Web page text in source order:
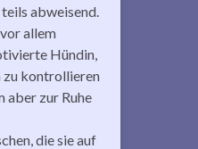
abweisend.
allem
Hündin,
zu kontrollieren
aber zur Ruhe
die sie auf